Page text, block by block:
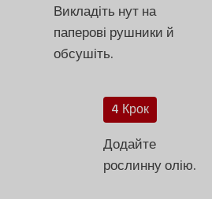
Викладіть нут на
паперові рушники й
обсушіть.
4 Крок
Додайте
рослинну олію.